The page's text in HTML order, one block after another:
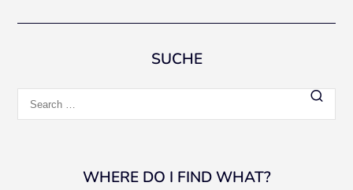
SUCHE
for:
WHERE DO I FIND WHAT?